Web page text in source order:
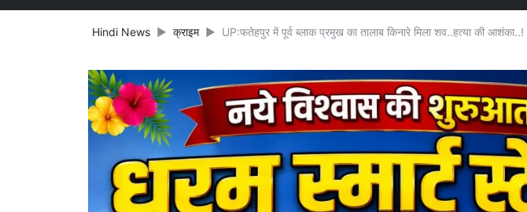
Hindi News क्राइम UP:फतेहपुर में पूर्व ब्लाक प्रमुख का तालाब किनारे मिला शव..हत्या की आशंका..!